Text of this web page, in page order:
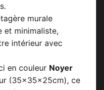
murale
et minimaliste,
intérieur avec
en couleur Noyer
(35x35x25cm), ce